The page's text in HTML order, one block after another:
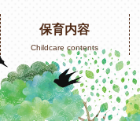
保育内容
Childcare contents